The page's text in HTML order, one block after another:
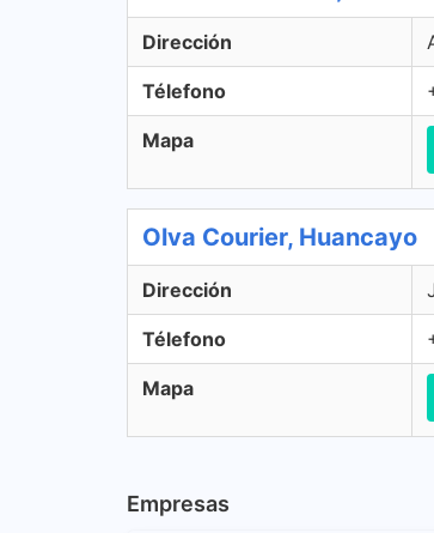
Dirección
Télefono
Mapa
Olva Courier, Huancayo
Dirección
Télefono
Mapa
Empresas